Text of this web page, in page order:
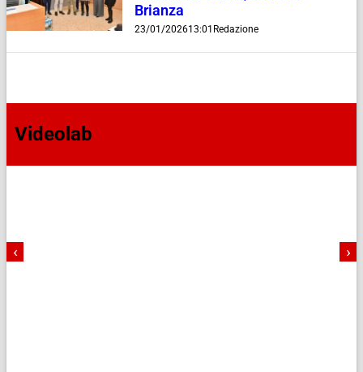
Brianza
23/01/202613:01 Redazione
Videolab
‹ ›